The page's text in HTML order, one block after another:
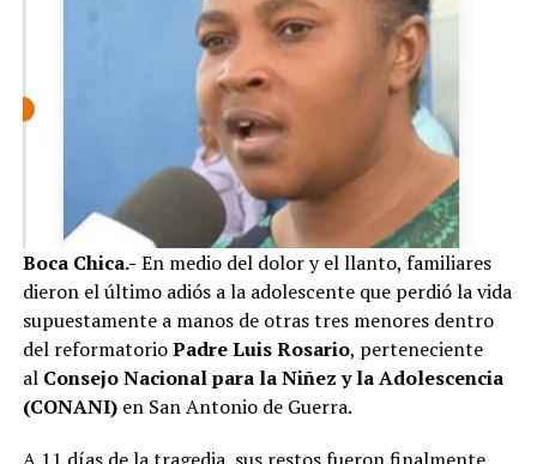
Boca Chica.- En medio del dolor y el llanto, familiares
dieron el último adiós a la adolescente que perdió la vida
supuestamente a manos de otras tres menores dentro
del reformatorioPadre Luis Rosario, perteneciente
al Consejo Nacional para la Niñez y la Adolescencia
(CONANI)en San Antonio de Guerra.